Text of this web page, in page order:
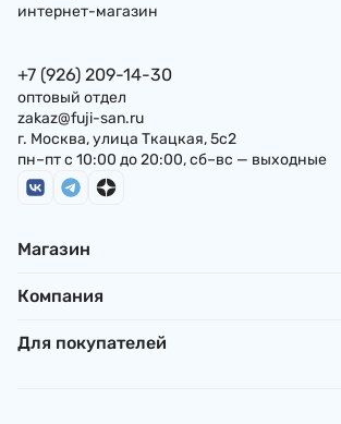
интернет-магазин
+7 (926) 209-14-30
оптовый отдел
zakaz@fuji-san.ru
г. Москва, улица Ткацкая, 5с2
пн–пт с 10:00 до 20:00, сб–вс — выходные
Магазин
Компания
Для покупателей